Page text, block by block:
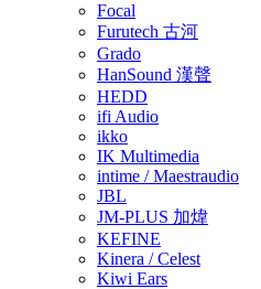
Focal
Furutech 古河
Grado
HanSound 漢聲
HEDD
ifi Audio
ikko
IK Multimedia
intime / Maestraudio
JBL
JM-PLUS 加煒
KEFINE
Kinera / Celest
Kiwi Ears